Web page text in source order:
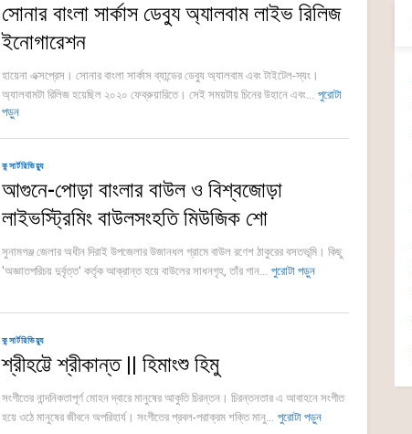
সোনার বাংলা সার্কাস ডেব্যু অ্যালবাম লাইভ রিলিজ
ইনোগারেশন
হায়েনা এক্সপ্রেস। সোনার বাংলা সার্কাস ব্যান্ডের ডেব্যু অ্যালবাম এবং টাইটেল-স্যং।
অ্যালবামটা রিলিজ হয়েছিল ২০২০ ফেব্রুয়ারিতে। সেই সময়টায় চিনের উহানে এবং... পুরোটা
পড়ুন
কন্সার্টরিভিয়্যু
আগুনে-পোড়া বাংলার বাউল ও বিশ্বজোড়া
লাইভস্ট্রিমিং বাউলসংহতি মিউজিক শো
সুনামগঞ্জ জেলার অধীন দিরাই উপজেলার উজানধল গ্রামে বাউল রণেশ ঠাকুরের বসতভূমি। কিছু
'অজ্ঞাতপরিচয় দুর্বৃত্ত' কর্তৃক আক্রান্ত হয়ে বাউলের সাধনগৃহ, তাঁর গান... পুরোটা পড়ুন
কন্সার্টরিভিয়্যু
শ্রীহট্টে শ্রীকান্ত || হিমাংশু হিমু
সংগীতের নান্দনিকতাপূর্ণ মোহন দ্বারে মানুষের আকুতি চিরন্তন। চিরন্তনতার এ আবাহনে সংগীত
হয়ে ওঠে মানুষের জীবনে অপরিহার্য। সংগীতের প্রবল-পরাক্রম শক্তি মানু... পুরোটা পড়ুন